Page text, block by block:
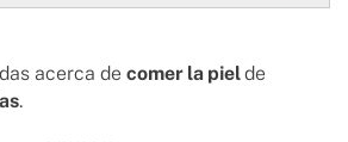
acerca de comer la pielde
.